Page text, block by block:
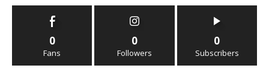
0
Fans
0
Followers
0
Subscribers